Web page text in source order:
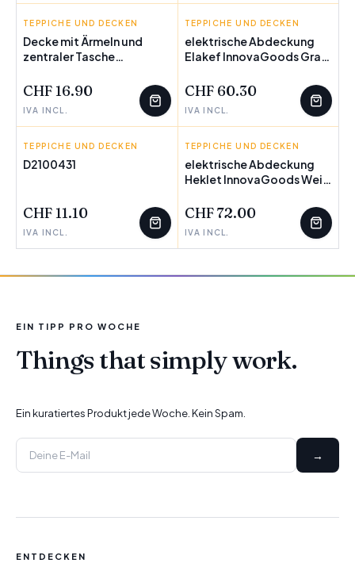
INNOVAGOODS
TEPPICHE UND DECKEN
Decke mit Ärmeln und
zentraler Tasche
CHF 16.90
IVA INCL.
INNOVAGOODS
TEPPICHE UND DECKEN
elektrische Abdeckung
Elakef InnovaGoods Grau
CHF 60.30
IVA INCL.
HOSTELINE
TEPPICHE UND DECKEN
D2100431
CHF 11.10
IVA INCL.
INNOVAGOODS
TEPPICHE UND DECKEN
elektrische Abdeckung
Heklet InnovaGoods Weiß
CHF 72.00
IVA INCL.
EIN TIPP PRO WOCHE
Things that simply work.
Ein kuratiertes Produkt jede Woche. Kein Spam.
→
ENTDECKEN